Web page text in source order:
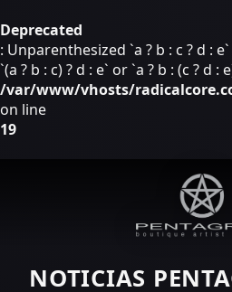
Deprecated
: Unparenthesized `a ? b : c ? d :
`(a ? b : c) ? d : e` or `a ? b : (c ? d :
/var/www/vhosts/
on line
19
NOTICIAS